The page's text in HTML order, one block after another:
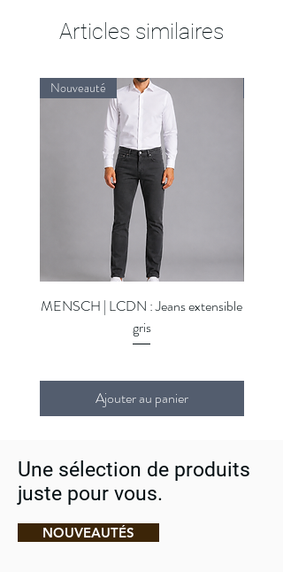
côtesFentes d'aisance en bas de corps.
Articles similaires
Nouveauté
MENSCH | LCDN : Jeans extensible
gris
Ajouter au panier
Une sélection de produits
juste pour vous.
NOUVEAUTÉS